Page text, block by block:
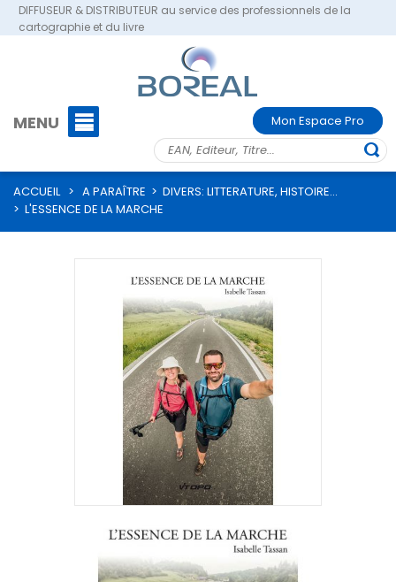
DIFFUSEUR & DISTRIBUTEUR au service des professionnels de la
cartographie et du livre
MENU Mon Espace Pro
ACCUEIL > A PARAÎTRE > DIVERS: LITTERATURE, HISTOIRE...
> L'ESSENCE DE LA MARCHE